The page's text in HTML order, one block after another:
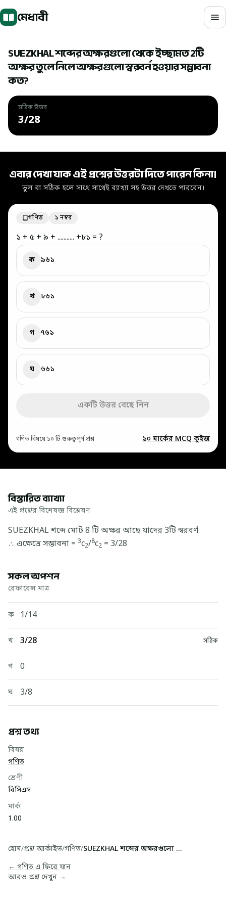
মূল বিষয়বস্তুতে যান
মেধাবী
SUEZKHAL শব্দের অক্ষরগুলো থেকে ইচ্ছামত 2টি
অক্ষর তুলে নিলে অক্ষরগুলো স্বরবর্ন হওয়ার সম্ভাবনা
কত?
সঠিক উত্তর
3/28
সঠিক উত্তর: 3/28
এবার দেখা যাক এই প্রশ্নের উত্তরটা দিতে পারেন কিনা।
ভুল বা সঠিক হলে সাথে সাথেই ব্যাখ্যা সহ উত্তর দেখতে পারবেন।
গণিত ১ নম্বর
১ + ৫ + ৯ + ........... +৮১ = ?
ক ৯৬১
খ ৮৬১
গ ৭৬১
ঘ ৬৬১
একটি উত্তর বেছে নিন
গণিত বিষয়ে ১০ টি গুরুত্বপূর্ণ প্রশ্ন ১০ মার্কের MCQ কুইজ
বিস্তারিত ব্যাখ্যা
এই প্রশ্নের বিশেষজ্ঞ বিশ্লেষণ
SUEZKHAL শব্দে মোট 8 টি অক্ষর আছে যাদের 3টি স্বরবর্ণ
∴ এক্ষেত্রে সম্ভাবনা = 3c2/8c2 = 3/28
সকল অপশন
রেফারেন্স মাত্র
ক 1/14
খ 3/28 সঠিক
গ 0
ঘ 3/8
প্রশ্ন তথ্য
বিষয়
গণিত
শ্রেণী
বিসিএস
মার্ক
1.00
হোম/প্রশ্ন আর্কাইভ/গণিত/
SUEZKHAL শব্দের অক্ষরগুলো থেকে ইচ্ছামত 2টি অক্ষ...
← গণিত এ ফিরে যান
আরও প্রশ্ন দেখুন →